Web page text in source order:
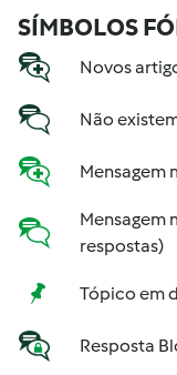
SÍMBOLOS
Novos
Não
Mensagem
Mensagem
respostas)
Tópico em
Resposta